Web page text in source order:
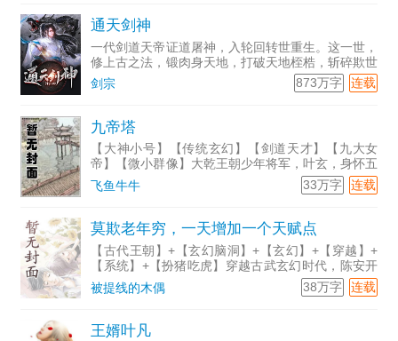
通天剑神
一代剑道天帝证道屠神，入轮回转世重生。这一世，
修上古之法，锻肉身天地，打破天地桎梏，斩碎欺世
阴谋，以无敌之姿，重登无上巅峰，让那天宫颤抖，
使那众神匍匐！
剑宗 连载
873万字
九帝塔
【大神小号】【传统玄幻】【剑道天才】【九大女
帝】【微小群像】大乾王朝少年将军，叶玄，身怀五
大至宝，遭莫须有，女帝挖宝，帝子夺脉，一夜之
间，天才沦为废人。家族无义，享叶玄机缘，得叶玄
飞鱼牛牛 连载
33万字
莫欺老年穷，一天增加一个天赋点
【古代王朝】+【玄幻脑洞】+【玄幻】+【穿越】+
【系统】+【扮猪吃虎】穿越古武玄幻时代，陈安开
局被判定毫无武道根骨，庸庸碌碌的大半辈子。谁知
道，就在陈安六十岁这一天，迟到的系统终于降临。
被提线的木偶 连载
38万字
王婿叶凡